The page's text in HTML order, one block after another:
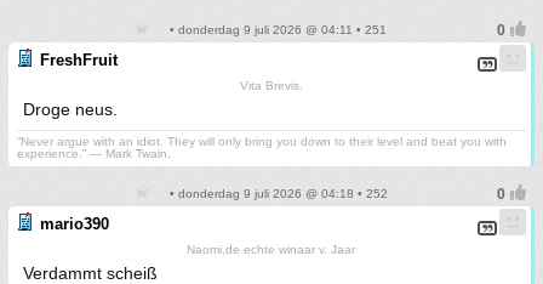
• donderdag 9 juli 2026 @ 04:11 • 251
FreshFruit
Vita Brevis.
Droge neus.
“Never argue with an idiot. They will only bring you down to their level and beat you with
experience.” ― Mark Twain.
• donderdag 9 juli 2026 @ 04:18 • 252
mario390
Naomi,de echte winaar v. Jaar
Verdammt scheiß